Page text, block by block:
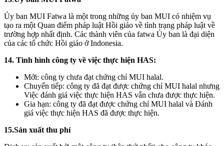
Ủy ban MUI Fatwa là một trong những ủy ban MUI có nhiệm vụ
tạo ra một Quan điểm pháp luật Hồi giáo về tình trạng pháp luật về
trường hợp nhất định. Các thành viên của fatwa Ủy ban là đại diện
của các tổ chức Hồi giáo ở Indonesia.
14. Tình hình công ty về việc thực hiện HAS:
Mới: công ty chưa đạt chứng chỉ MUI halal.
Chuyển tiếp: công ty đã đạt được chứng chỉ MUI halal nhưng
Việc đánh giá việc thực hiện HAS vẫn chưa được thực hiện.
Gia hạn: công ty đã đạt được chứng chỉ MUI halal và Đánh
giá việc thực hiện HAS đã được thực hiện.
15.Sản xuất thu phí